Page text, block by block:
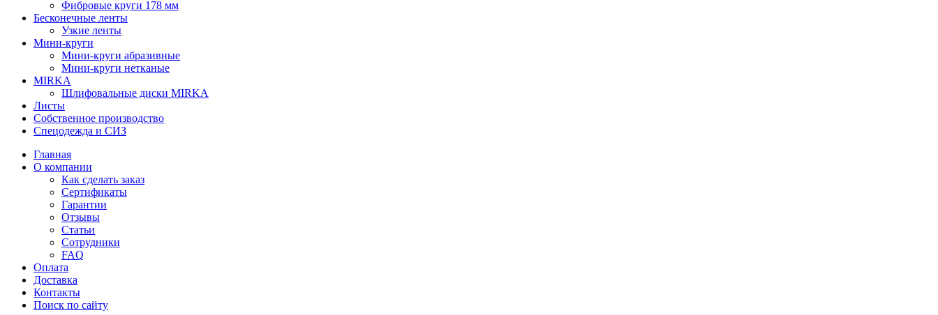
Фибровые круги 178 мм
Бесконечные ленты
Узкие ленты
Мини-круги
Мини-круги абразивные
Мини-круги нетканые
MIRKA
Шлифовальные диски MIRKA
Листы
Собственное производство
Спецодежда и СИЗ
Главная
О компании
Как сделать заказ
Сертификаты
Гарантии
Отзывы
Статьи
Сотрудники
FAQ
Оплата
Доставка
Контакты
Поиск по сайту